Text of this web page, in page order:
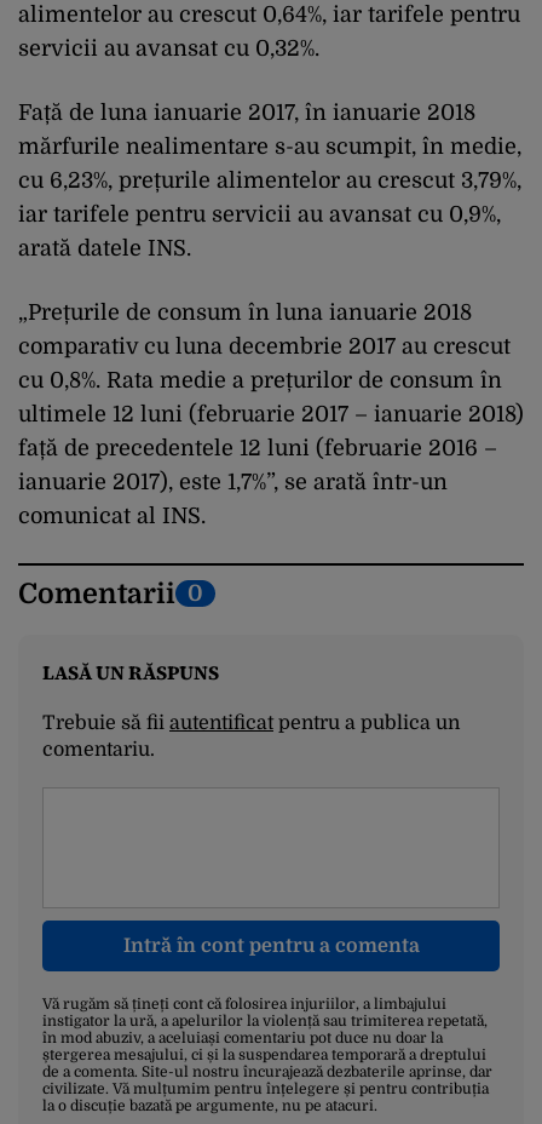
alimentelor au crescut 0,64%, iar tarifele pentru
servicii au avansat cu 0,32%.
Față de luna ianuarie 2017, în ianuarie 2018
mărfurile nealimentare s-au scumpit, în medie,
cu 6,23%, prețurile alimentelor au crescut 3,79%,
iar tarifele pentru servicii au avansat cu 0,9%,
arată datele INS.
„Prețurile de consum în luna ianuarie 2018
comparativ cu luna decembrie 2017 au crescut
cu 0,8%. Rata medie a prețurilor de consum în
ultimele 12 luni (februarie 2017 – ianuarie 2018)
față de precedentele 12 luni (februarie 2016 –
ianuarie 2017), este 1,7%”, se arată într-un
comunicat al INS.
Comentarii 0
LASĂ UN RĂSPUNS
Trebuie să fii autentificatpentru a publica un
comentariu.
Intră în cont pentru a comenta
Vă rugăm să țineți cont că folosirea injuriilor, a limbajului
instigator la ură, a apelurilor la violență sau trimiterea repetată,
în mod abuziv, a aceluiași comentariu pot duce nu doar la
ștergerea mesajului, ci și la suspendarea temporară a dreptului
de a comenta. Site-ul nostru încurajează dezbaterile aprinse, dar
civilizate. Vă mulțumim pentru înțelegere și pentru contribuția
la o discuție bazată pe argumente, nu pe atacuri.